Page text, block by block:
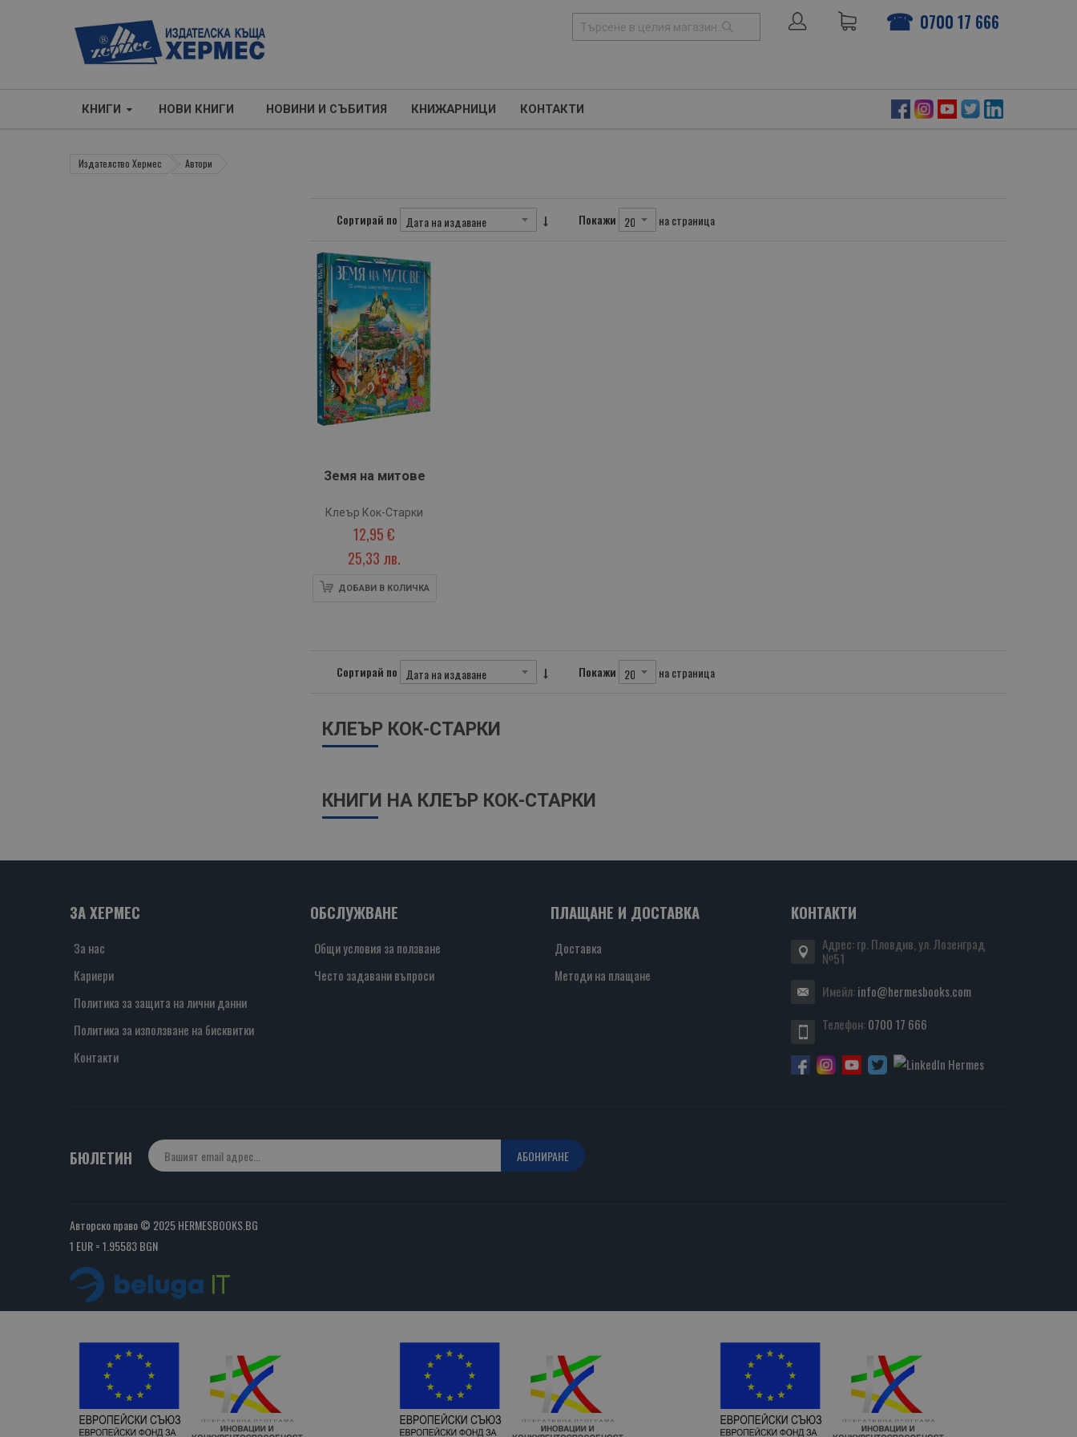
0700 17 666
с
КНИГИ НОВИ КНИГИ НОВИНИ И СЪБИТИЯ КНИЖАРНИЦИ КОНТАКТИ
Издателство Хермес Автори
Сортирай по Покажи на страница
Земя на митове
Клеър Кок-Старки
12,95 €
25,33 лв.
ДОБАВИ В КОЛИЧКА
Сортирай по Покажи на страница
КЛЕЪР КОК-СТАРКИ
КНИГИ НА КЛЕЪР КОК-СТАРКИ
ЗА ХЕРМЕС
За нас
Кариери
Политика за защита на лични данни
Политика за използване на бисквитки
Контакти
ОБСЛУЖВАНЕ
Общи условия за ползване
Често задавани въпроси
ПЛАЩАНЕ И ДОСТАВКА
Доставка
Методи на плащане
КОНТАКТИ
Адрес: гр. Пловдив, ул. Лозенград
№51
Имейл:info@hermesbooks.com
Телефон:0700 17 666
БЮЛЕТИН АБОНИРАНЕ
Авторско право © 2025 HERMESBOOKS.BG
1 EUR = 1.95583 BGN